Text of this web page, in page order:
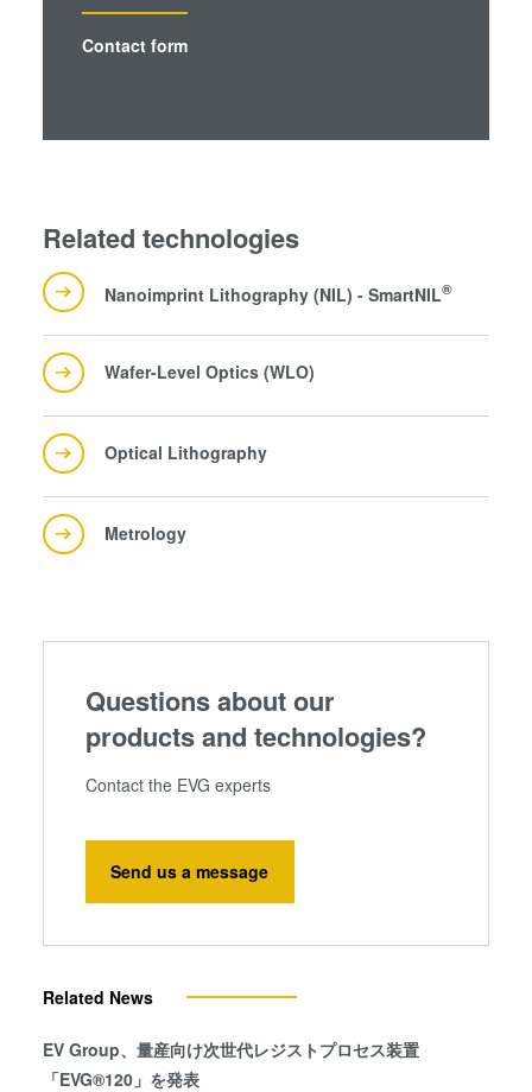
our cookies if you continue to use our website.
Contact form
Related technologies
Nanoimprint Lithography (NIL) - SmartNIL®
Wafer-Level Optics (WLO)
Optical Lithography
Metrology
Questions about our
products and technologies?
Contact the EVG experts
Send us a message
Related News
EV Group、量産向け次世代レジストプロセス装置
「EVG®120」を発表